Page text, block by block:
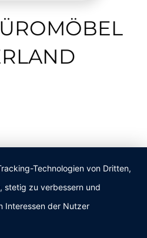
Technologien von Dritten,
stetig zu verbessern und
Interessen der Nutzer